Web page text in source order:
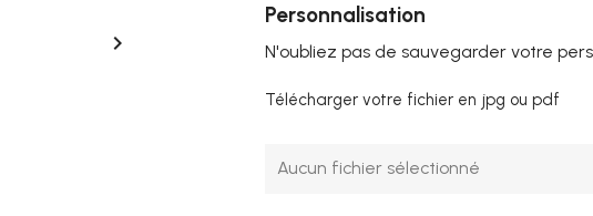

Personnalisation
N'oubliez pas de sauvegarder votre
Télécharger votre fichier en jpg ou pdf
Aucun fichier sélectionné